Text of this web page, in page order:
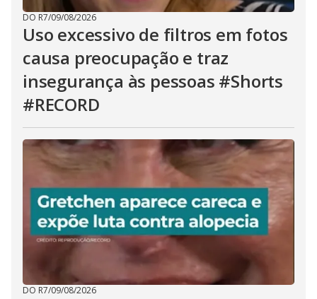
DO R7/09/08/2026
Uso excessivo de filtros em fotos
causa preocupação e traz
insegurança às pessoas #Shorts
#RECORD
DO R7/09/08/2026